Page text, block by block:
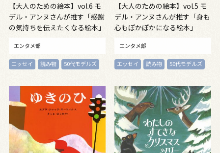
【大人のための絵本】vol.6 モ
デル・アンヌさんが推す「感謝
の気持ちを伝えたくなる絵本」
エンタメ部
エッセイ 読み物 50代モデルズ
【大人のための絵本】vol.5 モ
デル・アンヌさんが推す「身も
心もぽかぽかになる絵本」
エンタメ部
エッセイ 読み物 50代モデルズ